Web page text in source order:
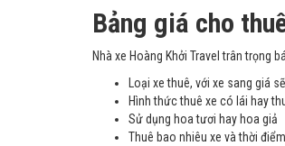
Bảng giá cho
Nhà xe Hoàng Khởi Travel trân trọng
Loại xe thuê, với xe sang giá
Hình thức thuê xe có lái hay
Sử dụng hoa tươi hay hoa giả
Thuê bao nhiêu xe và thời